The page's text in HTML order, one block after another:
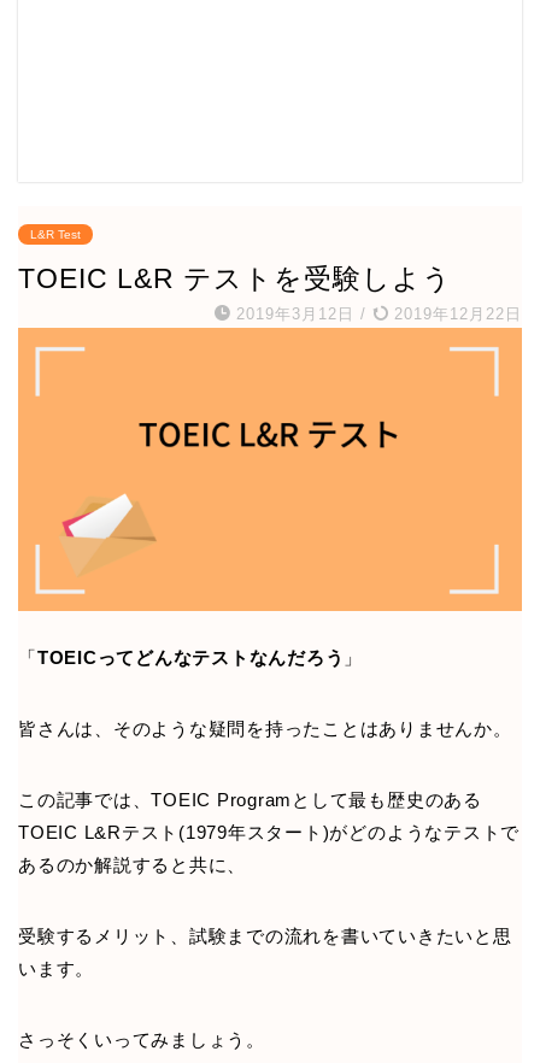
L&R Test
TOEIC L&R テストを受験しよう
2019年3月12日 / 2019年12月22日
「TOEICってどんなテストなんだろう 」
皆さんは、そのような疑問を持ったことはありませんか。
この記事では、TOEIC Programとして最も歴史のある
TOEIC L&Rテスト(1979年スタート)がどのようなテストで
あるのか解説すると共に、
受験するメリット、試験までの流れを書いていきたいと思
います。
さっそくいってみましょう。